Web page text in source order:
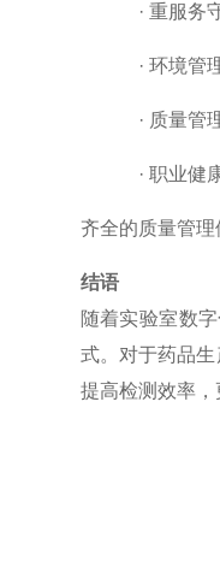
· 重服务
· 环境管
· 质量管
· 职业健
齐全的质量管
结语
随着实验室数
式。对于药品
提高检测效率